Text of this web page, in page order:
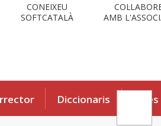
CONEIXEU
SOFTCATALÀ
AMB
Diccionaris Eines